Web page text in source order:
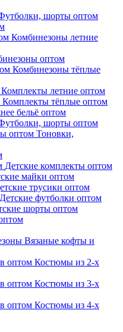
шорты оптом
Комбинезоны летние
оптом
Комбинезоны тёплые
Комплекты летние оптом
Комплекты тёплые оптом
бельё оптом
шорты оптом
Тоновки,
Детские комплекты оптом
майки оптом
трусики оптом
Детские футболки оптом
шорты оптом
Вязаные кофты и
Костюмы из 2-х
Костюмы из 3-х
Костюмы из 4-х